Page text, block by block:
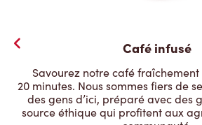
Café infusé
Savourez notre café fraîchement
20 minutes. Nous sommes fiers de
des gens d’ici, préparé avec des
source éthique qui profitent aux